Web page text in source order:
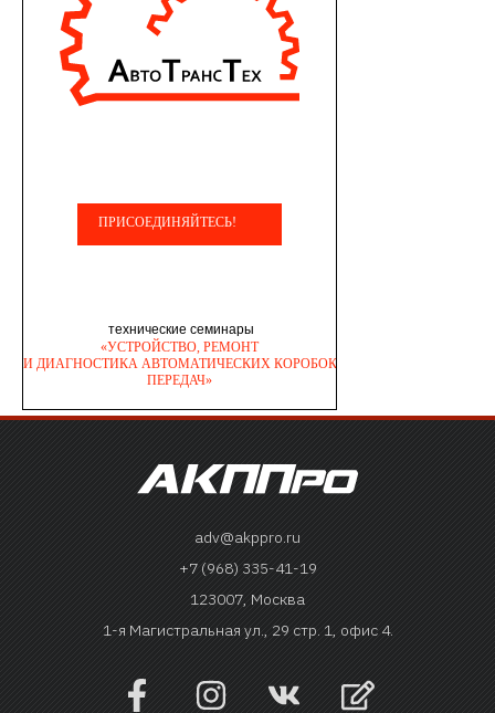
adv@akppro.ru
+7 (968) 335-41-19
123007, Москва
1-я Магистральная ул., 29 стр. 1, офис 4.